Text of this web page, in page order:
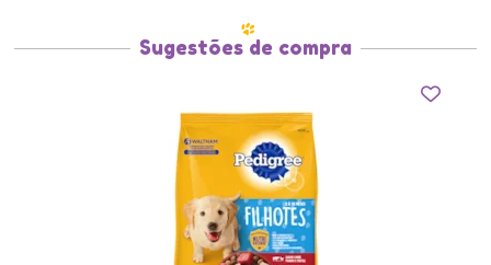
Sugestões de compra